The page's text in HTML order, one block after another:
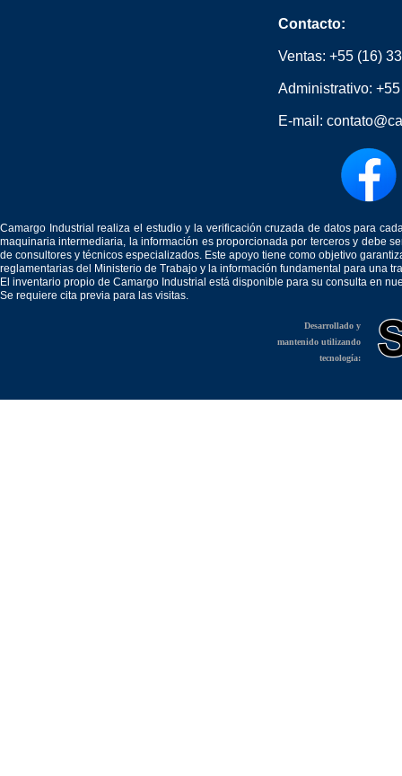
Contacto:
Ventas: +55 (16)
Administrativo:
E-mail:
Camargo Industrial realiza el estudio y la verificación cruzada de datos para
maquinaria intermediaria, la información es proporcionada por terceros y debe
de consultores y técnicos especializados. Este apoyo tiene como objetivo
reglamentarias del Ministerio de Trabajo y la información fundamental para una
El inventario propio de Camargo Industrial está disponible para su consulta en
Se requiere cita previa para las visitas.
Desarrollado y
mantenido utilizando
tecnología: